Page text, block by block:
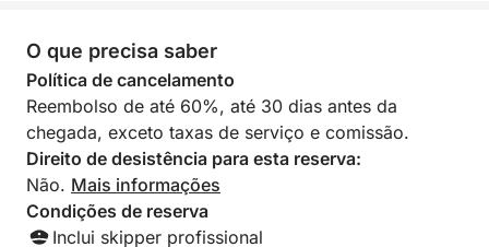
Aperitivo premium: Desfrute de uma garrafa de
champanhe gelada, acompanhada de iguarias
locais, embalado pelo suave murmúrio das ondas.
Nado ao pôr do sol: Para os mais aventureiros,
mergulhe em águas calmas e desfrute do silêncio
absoluto do mar ao final do dia.
O que precisa saber
Política de cancelamento
Reembolso de até 60%, até 30 dias antes da
chegada, exceto taxas de serviço e comissão.
Direito de desistência para esta reserva:
Não. Mais informações
Condições de reserva
Inclui skipper profissional